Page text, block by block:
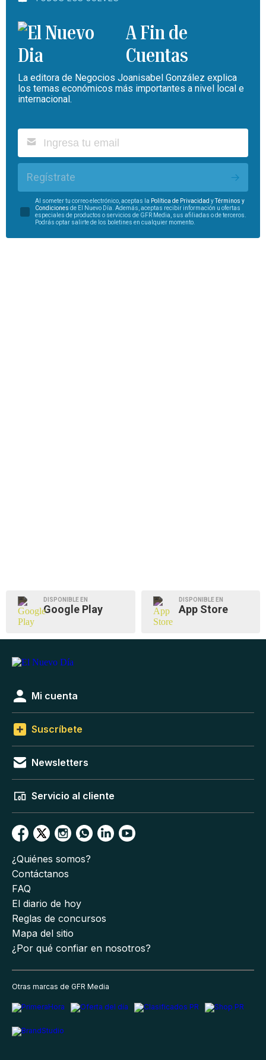
A Fin de
Cuentas
La editora de Negocios Joanisabel González explica
los temas económicos más importantes a nivel local e
internacional.
Regístrate
Al someter tu correo electrónico, aceptas la Política de Privacidad yTérminos y
Condiciones de El Nuevo Día. Además, aceptas recibir información u ofertas
especiales de productos o servicios de GFR Media, sus afiliadas o de terceros.
Podrás optar salirte de los boletines en cualquier momento.
DISPONIBLE EN
Google Play
DISPONIBLE EN
App Store
Mi cuenta
Suscríbete
Newsletters
Servicio al cliente
¿Quiénes somos?
Contáctanos
FAQ
El diario de hoy
Reglas de concursos
Mapa del sitio
¿Por qué confiar en nosotros?
Otras marcas de GFR Media